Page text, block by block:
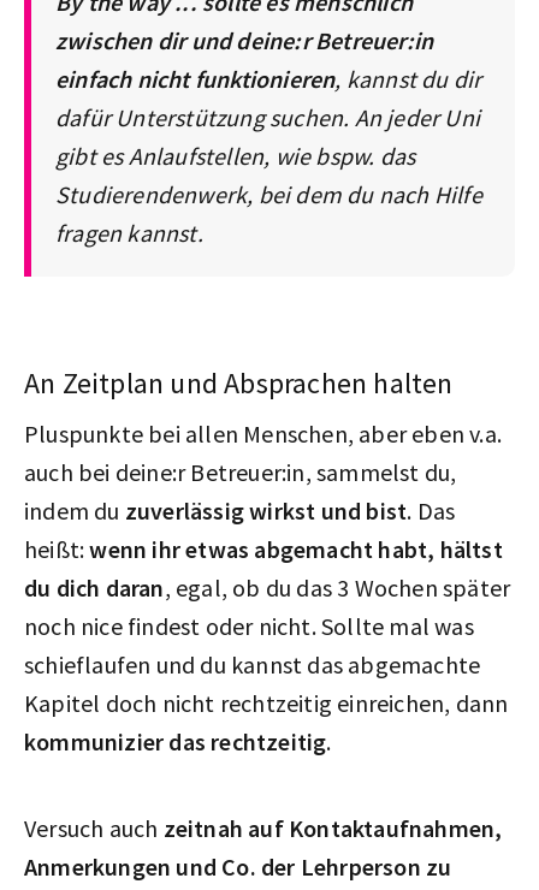
zwischen dir und deine:r Betreuer:in
einfach nicht funktionieren, kannst du dir
dafür Unterstützung suchen. An jeder Uni
gibt es Anlaufstellen, wie bspw. das
Studierendenwerk, bei dem du nach Hilfe
fragen kannst.
An Zeitplan und Absprachen halten
Pluspunkte bei allen Menschen, aber eben v.a.
auch bei deine:r Betreuer:in, sammelst du,
indem du zuverlässig wirkst und bist. Das
heißt:wenn ihr etwas abgemacht habt, hältst
du dich daran, egal, ob du das 3 Wochen später
noch nice findest oder nicht. Sollte mal was
schieflaufen und du kannst das abgemachte
Kapitel doch nicht rechtzeitig einreichen, dann
kommunizier das rechtzeitig.
Versuch auch zeitnah auf Kontaktaufnahmen,
Anmerkungen und Co. der Lehrperson zu